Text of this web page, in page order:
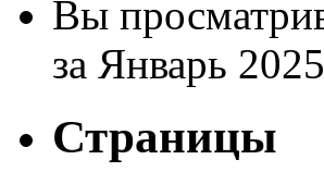
Вы
за Январь
Страницы